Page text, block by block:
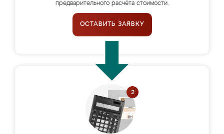
предварительного расчёта стоимости.
ОСТАВИТЬ ЗАЯВКУ